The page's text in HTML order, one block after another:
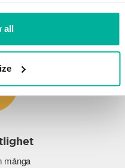
all
upptid
många